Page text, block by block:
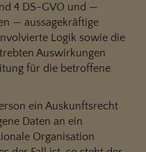
4 DS-GVO und —
— aussagekräftige
Logik sowie die
Auswirkungen
für die betroffene
ein Auskunftsrecht
Daten an ein
Organisation